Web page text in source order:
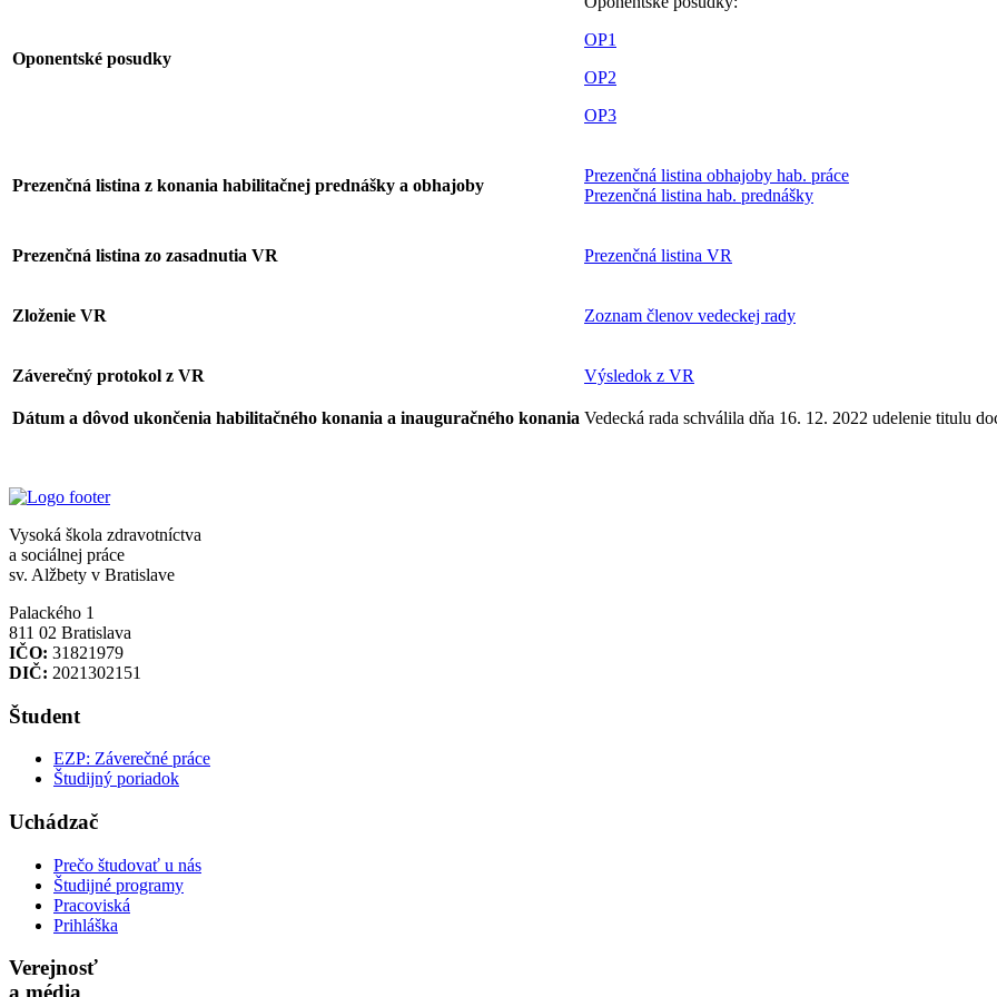
Oponentské posudky
OP1
OP2
OP3
Prezenčná listina z konania habilitačnej prednášky a obhajoby
Prezenčná listina obhajoby hab. práce
Prezenčná listina hab. prednášky
Prezenčná listina zo zasadnutia VR Prezenčná listina VR
Zloženie VR Zoznam členov vedeckej rady
Záverečný protokol z VR Výsledok z VR
Dátum a dôvod ukončenia habilitačného konania a inauguračného konania Vedecká rada schválila dňa 16. 12. 2022 udelenie titulu
Vysoká škola zdravotníctva
a sociálnej práce
sv. Alžbety v Bratislave
Palackého 1
811 02 Bratislava
IČO: 31821979
DIČ: 2021302151
Študent
EZP: Záverečné práce
Študijný poriadok
Uchádzač
Prečo študovať u nás
Študijné programy
Pracoviská
Prihláška
Verejnosť